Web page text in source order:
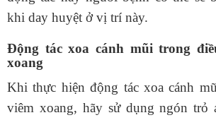
khi day huyệt ở vị trí này.
Động tác xoa cánh mũi trong
xoang
Khi thực hiện động tác xoa cánh
viêm xoang, hãy sử dụng ngón trỏ